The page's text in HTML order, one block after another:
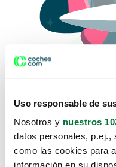
Uso responsable de
Nosotros y nuestros
datos personales, p.ej.,
como las cookies para
Lo sentimos,